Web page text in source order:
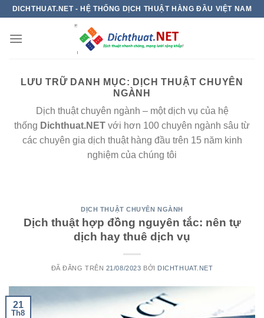
Chuyển
nội
DICHTHUAT.NET - HỆ THỐNG DỊCH THUẬT HÀNG ĐẦU VIỆT NAM
LƯU TRỮ DANH MỤC: DỊCH THUẬT CHUYÊN
NGÀNH
Dịch thuật chuyên ngành – một dịch vụ của hệ
thống Dichthuat.NET với hơn 100 chuyên ngành sâu từ
các chuyên gia dịch thuật hàng đầu trên 15 năm kinh
nghiệm của chúng tôi
DỊCH THUẬT CHUYÊN NGÀNH
Dịch thuật hợp đồng nguyên tắc: nên tự
dịch hay thuê dịch vụ
ĐÃ ĐĂNG TRÊN 21/08/2023 BỞI DICHTHUAT.NET
21
Th8